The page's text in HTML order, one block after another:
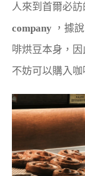
人來到首爾必
company ，據
啡烘豆本身，
不妨可以購入咖